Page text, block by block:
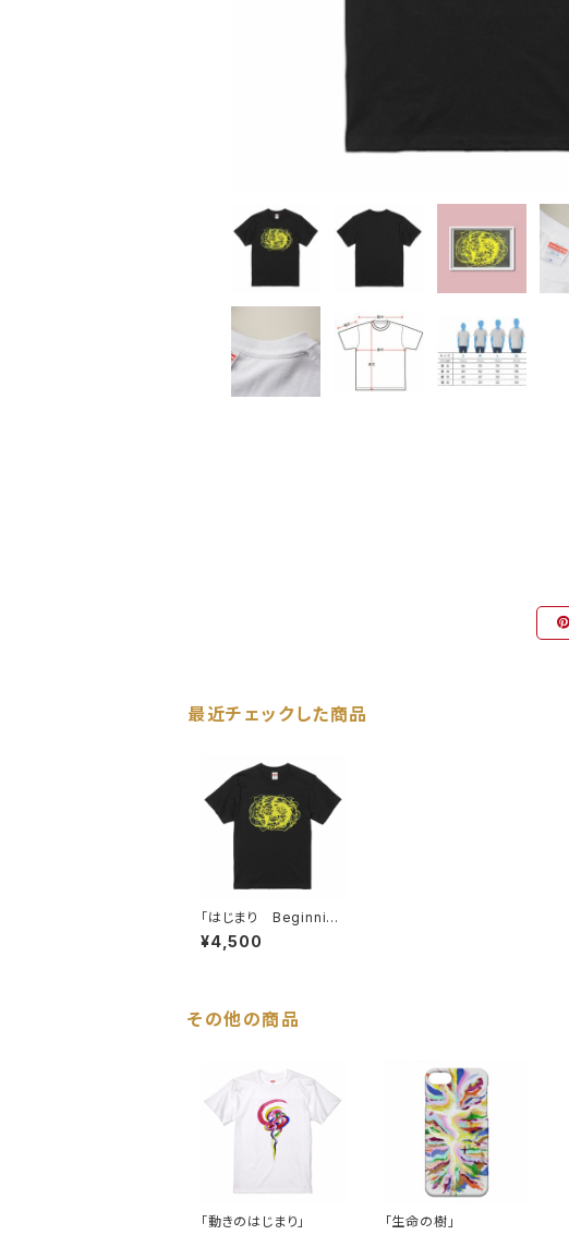
最近チェックした商品
「はじまり Beginnin
g」
¥4,500
その他の商品
「動きのはじまり」 「生命の樹」